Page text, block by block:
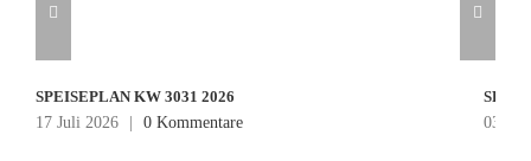
SPEISEPLAN KW 3031 2026
17 Juli 2026
| 0 Kommentare
03